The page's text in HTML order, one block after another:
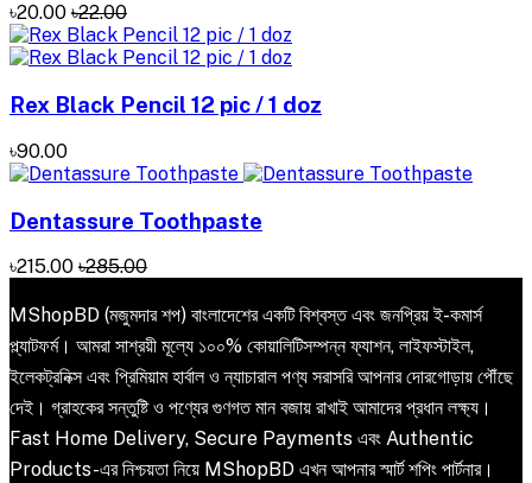
৳20.00 ৳22.00
Rex Black Pencil 12 pic / 1 doz
৳90.00
Dentassure Toothpaste
৳215.00 ৳285.00
MShopBD (মজুমদার শপ) বাংলাদেশের একটি বিশ্বস্ত এবং জনপ্রিয় ই-কমার্স
প্ল্যাটফর্ম। আমরা সাশ্রয়ী মূল্যে ১০০% কোয়ালিটিসম্পন্ন ফ্যাশন, লাইফস্টাইল,
ইলেকট্রনিক্স এবং প্রিমিয়াম হার্বাল ও ন্যাচারাল পণ্য সরাসরি আপনার দোরগোড়ায় পৌঁছে
দেই। গ্রাহকের সন্তুষ্টি ও পণ্যের গুণগত মান বজায় রাখাই আমাদের প্রধান লক্ষ্য।
Fast Home Delivery, Secure Payments এবং Authentic
Products-এর নিশ্চয়তা নিয়ে MShopBD এখন আপনার স্মার্ট শপিং পার্টনার।